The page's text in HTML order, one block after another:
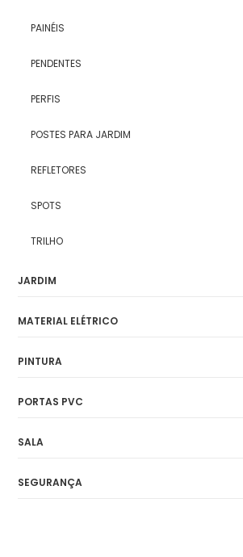
PAINÉIS
PENDENTES
PERFIS
POSTES PARA JARDIM
REFLETORES
SPOTS
TRILHO
JARDIM
MATERIAL ELÉTRICO
PINTURA
PORTAS PVC
SALA
SEGURANÇA